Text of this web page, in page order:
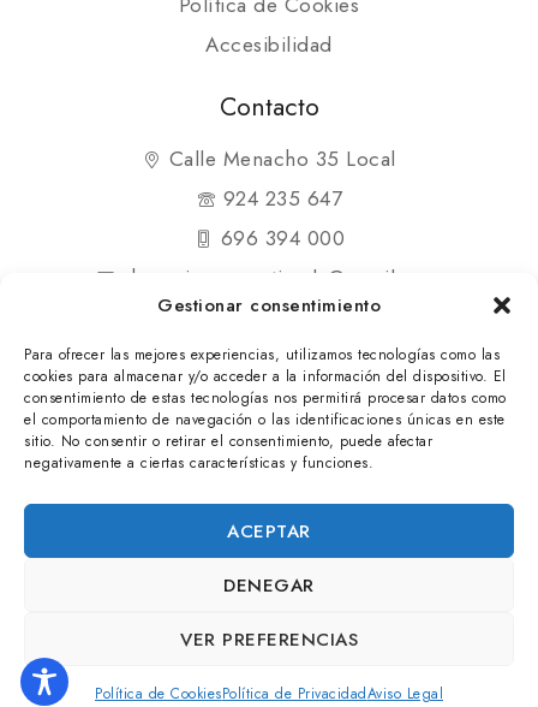
Gestionar consentimiento
Para ofrecer las mejores experiencias, utilizamos tecnologías como las
cookies para almacenar y/o acceder a la información del dispositivo. El
consentimiento de estas tecnologías nos permitirá procesar datos como
el comportamiento de navegación o las identificaciones únicas en este
sitio. No consentir o retirar el consentimiento, puede afectar
negativamente a ciertas características y funciones.
ACEPTAR
DENEGAR
VER PREFERENCIAS
Política de CookiesPolítica de PrivacidadAviso Legal
Accesibilidad
Contacto
Calle Menacho 35 Local
924 235 647
696 394 000
shopmipequenatienda@gmail.com
© 2025 Mi Pequeña Tienda. Todos los derechos
reservados